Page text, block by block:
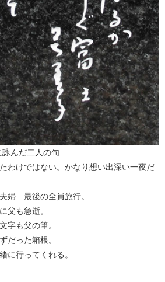
んだ二人の句
わけではない。かなり想い出深い一夜だ
婦 最後の全員旅行。
父も急逝。
字も父の筆。
だった箱根。
に行ってくれる。